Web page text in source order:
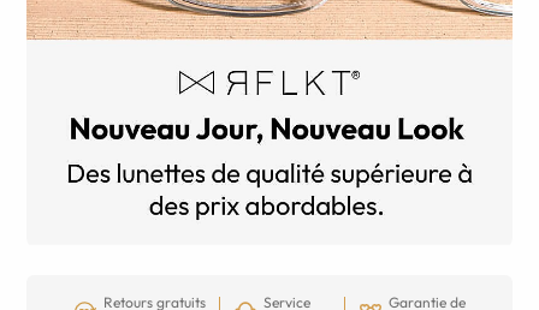
Retours gratuits
Service
Garantie de